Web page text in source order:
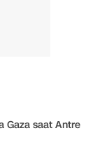
Gaza saat Antre